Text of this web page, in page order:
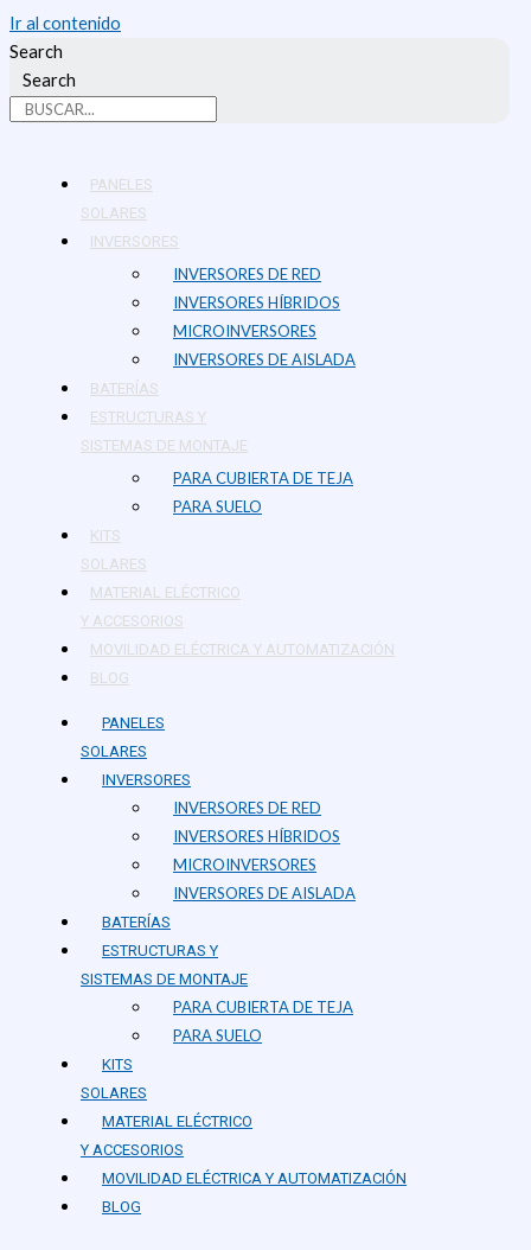
Ir al contenido
Search
Search
PANELES
SOLARES
INVERSORES
INVERSORES DE RED
INVERSORES HÍBRIDOS
MICROINVERSORES
INVERSORES DE AISLADA
BATERÍAS
ESTRUCTURAS Y
SISTEMAS DE MONTAJE
PARA CUBIERTA DE TEJA
PARA SUELO
KITS
SOLARES
MATERIAL ELÉCTRICO
Y ACCESORIOS
MOVILIDAD ELÉCTRICA Y AUTOMATIZACIÓN
BLOG
PANELES
SOLARES
INVERSORES
INVERSORES DE RED
INVERSORES HÍBRIDOS
MICROINVERSORES
INVERSORES DE AISLADA
BATERÍAS
ESTRUCTURAS Y
SISTEMAS DE MONTAJE
PARA CUBIERTA DE TEJA
PARA SUELO
KITS
SOLARES
MATERIAL ELÉCTRICO
Y ACCESORIOS
MOVILIDAD ELÉCTRICA Y AUTOMATIZACIÓN
BLOG